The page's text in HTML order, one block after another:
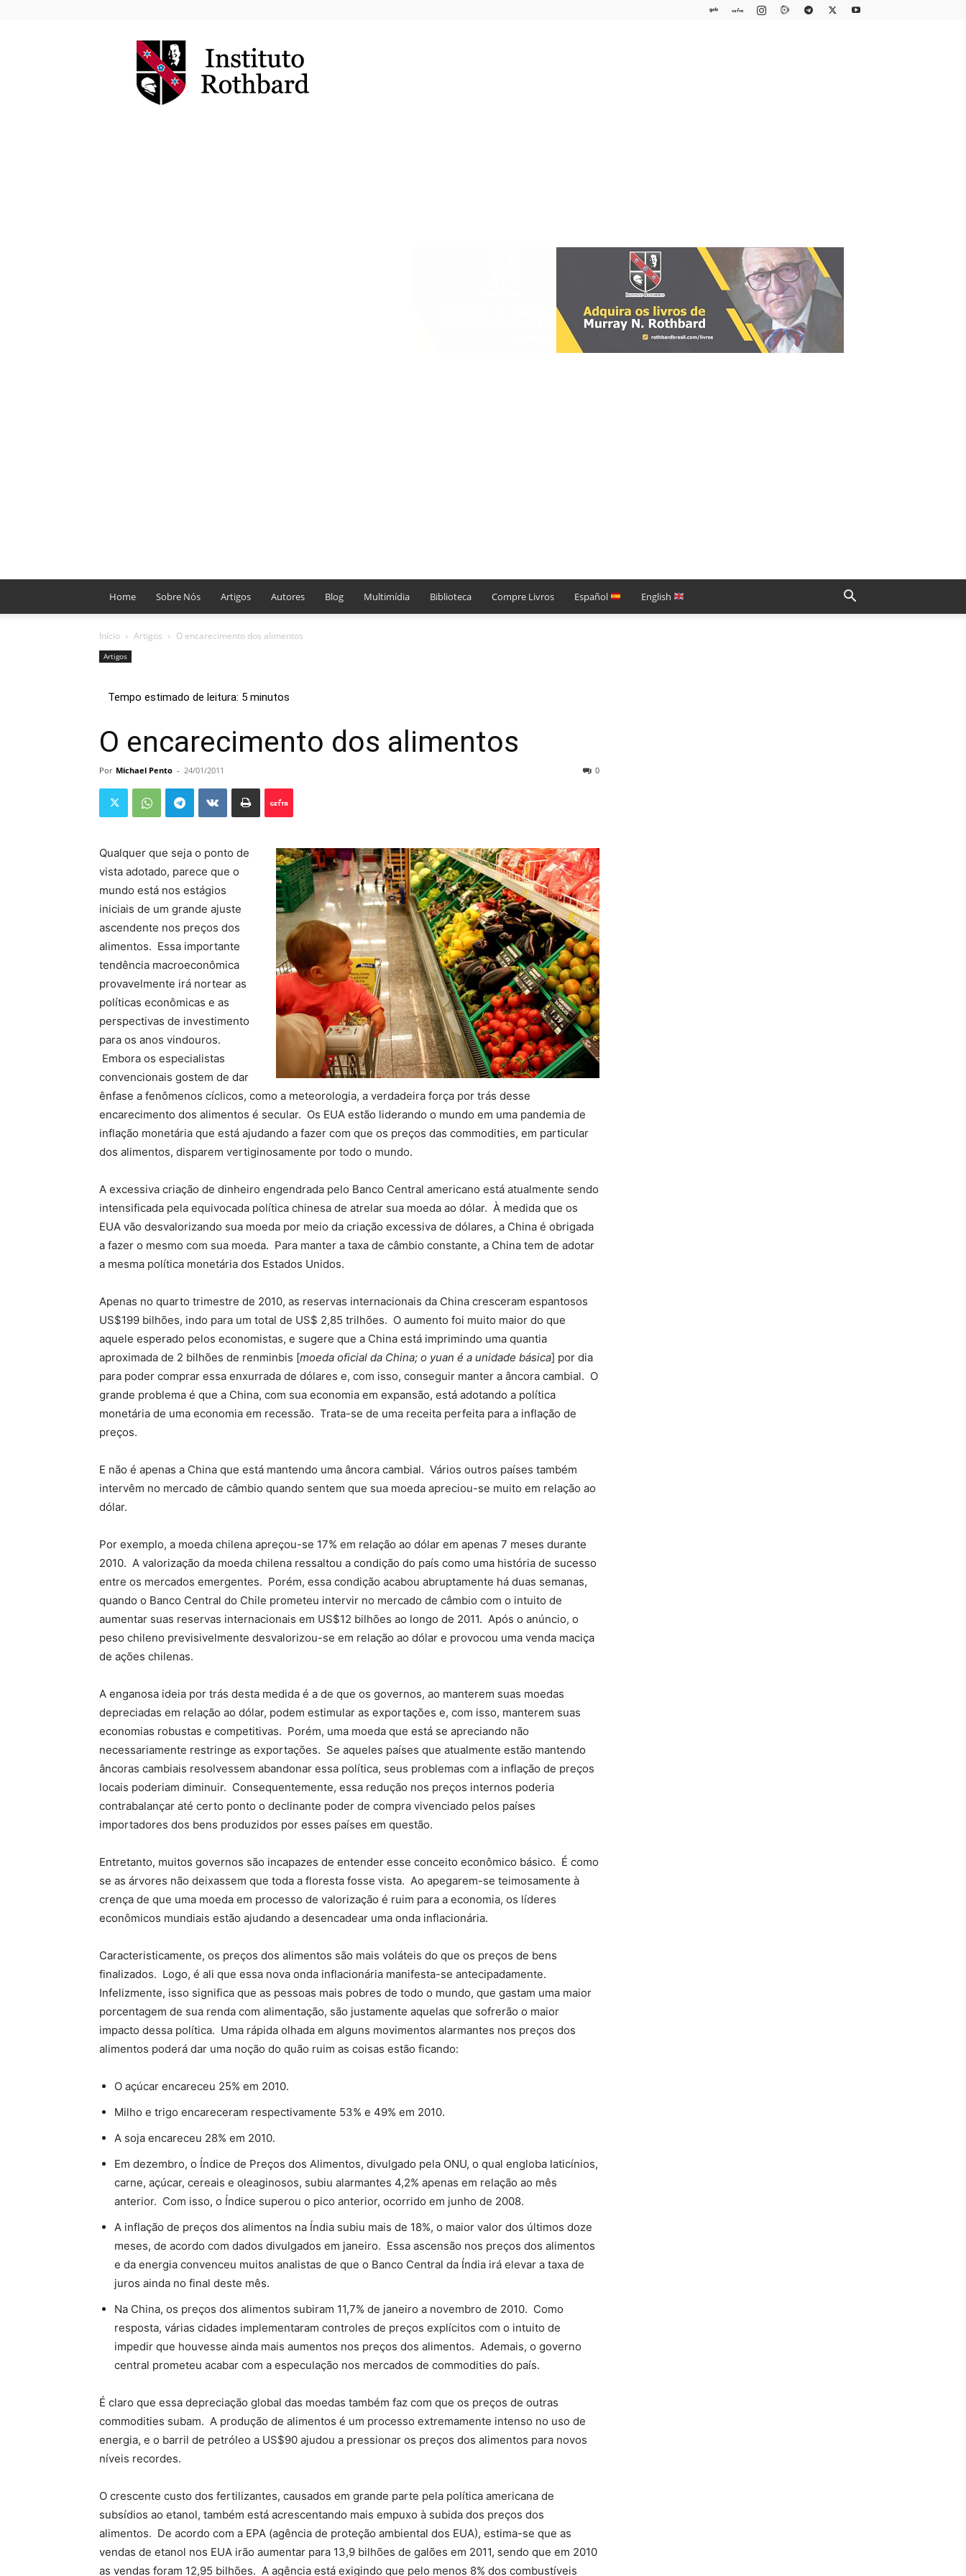
Instituto
Rothbard
Brasil
Home Sobre Nós Artigos Autores Blog Multimídia Biblioteca Compre Livros Español English
Início Artigos O encarecimento dos alimentos
Artigos
O encarecimento dos alimentos
Por Michael Pento - 24/01/2011 0
Qualquer que seja o ponto de
vista adotado, parece que o
mundo está nos estágios
iniciais de um grande ajuste
ascendente nos preços dos
alimentos. Essa importante
tendência macroeconômica
provavelmente irá nortear as
políticas econômicas e as
perspectivas de investimento
para os anos vindouros.
Embora os especialistas
convencionais gostem de dar
ênfase a fenômenos cíclicos, como a meteorologia, a verdadeira força por trás desse
encarecimento dos alimentos é secular. Os EUA estão liderando o mundo em uma pandemia de
inflação monetária que está ajudando a fazer com que os preços das commodities, em particular
dos alimentos, disparem vertiginosamente por todo o mundo.
A excessiva criação de dinheiro engendrada pelo Banco Central americano está atualmente sendo
intensificada pela equivocada política chinesa de atrelar sua moeda ao dólar. À medida que os
EUA vão desvalorizando sua moeda por meio da criação excessiva de dólares, a China é obrigada
a fazer o mesmo com sua moeda. Para manter a taxa de câmbio constante, a China tem de adotar
a mesma política monetária dos Estados Unidos.
Apenas no quarto trimestre de 2010, as reservas internacionais da China cresceram espantosos
US$199 bilhões, indo para um total de US$ 2,85 trilhões. O aumento foi muito maior do que
aquele esperado pelos economistas, e sugere que a China está imprimindo uma quantia
aproximada de 2 bilhões de renminbis [moeda oficial da China; o yuan é a unidade básica] por dia
para poder comprar essa enxurrada de dólares e, com isso, conseguir manter a âncora cambial. O
grande problema é que a China, com sua economia em expansão, está adotando a política
monetária de uma economia em recessão. Trata-se de uma receita perfeita para a inflação de
preços.
E não é apenas a China que está mantendo uma âncora cambial. Vários outros países também
intervêm no mercado de câmbio quando sentem que sua moeda apreciou-se muito em relação ao
dólar.
Por exemplo, a moeda chilena apreçou-se 17% em relação ao dólar em apenas 7 meses durante
2010. A valorização da moeda chilena ressaltou a condição do país como uma história de sucesso
entre os mercados emergentes. Porém, essa condição acabou abruptamente há duas semanas,
quando o Banco Central do Chile prometeu intervir no mercado de câmbio com o intuito de
aumentar suas reservas internacionais em US$12 bilhões ao longo de 2011. Após o anúncio, o
peso chileno previsivelmente desvalorizou-se em relação ao dólar e provocou uma venda maciça
de ações chilenas.
A enganosa ideia por trás desta medida é a de que os governos, ao manterem suas moedas
depreciadas em relação ao dólar, podem estimular as exportações e, com isso, manterem suas
economias robustas e competitivas. Porém, uma moeda que está se apreciando não
necessariamente restringe as exportações. Se aqueles países que atualmente estão mantendo
âncoras cambiais resolvessem abandonar essa política, seus problemas com a inflação de preços
locais poderiam diminuir. Consequentemente, essa redução nos preços internos poderia
contrabalançar até certo ponto o declinante poder de compra vivenciado pelos países
importadores dos bens produzidos por esses países em questão.
Entretanto, muitos governos são incapazes de entender esse conceito econômico básico. É como
se as árvores não deixassem que toda a floresta fosse vista. Ao apegarem-se teimosamente à
crença de que uma moeda em processo de valorização é ruim para a economia, os líderes
econômicos mundiais estão ajudando a desencadear uma onda inflacionária.
Caracteristicamente, os preços dos alimentos são mais voláteis do que os preços de bens
finalizados. Logo, é ali que essa nova onda inflacionária manifesta-se antecipadamente.
Infelizmente, isso significa que as pessoas mais pobres de todo o mundo, que gastam uma maior
porcentagem de sua renda com alimentação, são justamente aquelas que sofrerão o maior
impacto dessa política. Uma rápida olhada em alguns movimentos alarmantes nos preços dos
alimentos poderá dar uma noção do quão ruim as coisas estão ficando:
O açúcar encareceu 25% em 2010.
Milho e trigo encareceram respectivamente 53% e 49% em 2010.
A soja encareceu 28% em 2010.
Em dezembro, o Índice de Preços dos Alimentos, divulgado pela ONU, o qual engloba laticínios,
carne, açúcar, cereais e oleaginosos, subiu alarmantes 4,2% apenas em relação ao mês
anterior. Com isso, o Índice superou o pico anterior, ocorrido em junho de 2008.
A inflação de preços dos alimentos na Índia subiu mais de 18%, o maior valor dos últimos doze
meses, de acordo com dados divulgados em janeiro. Essa ascensão nos preços dos alimentos
e da energia convenceu muitos analistas de que o Banco Central da Índia irá elevar a taxa de
juros ainda no final deste mês.
Na China, os preços dos alimentos subiram 11,7% de janeiro a novembro de 2010. Como
resposta, várias cidades implementaram controles de preços explícitos com o intuito de
impedir que houvesse ainda mais aumentos nos preços dos alimentos. Ademais, o governo
central prometeu acabar com a especulação nos mercados de commodities do país.
É claro que essa depreciação global das moedas também faz com que os preços de outras
commodities subam. A produção de alimentos é um processo extremamente intenso no uso de
energia, e o barril de petróleo a US$90 ajudou a pressionar os preços dos alimentos para novos
níveis recordes.
O crescente custo dos fertilizantes, causados em grande parte pela política americana de
subsídios ao etanol, também está acrescentando mais empuxo à subida dos preços dos
alimentos. De acordo com a EPA (agência de proteção ambiental dos EUA), estima-se que as
vendas de etanol nos EUA irão aumentar para 13,9 bilhões de galões em 2011, sendo que em 2010
as vendas foram 12,95 bilhões. A agência está exigindo que pelo menos 8% dos combustíveis